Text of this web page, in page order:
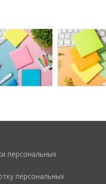
персональных
персональных